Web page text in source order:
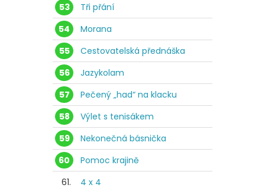
53
Tři přání
54
Morana
55
Cestovatelská přednáška
56
Jazykolam
57
Pečený „had“ na klacku
58
Výlet s tenisákem
59
Nekonečná básnička
60
Pomoc krajině
61.
4 x 4